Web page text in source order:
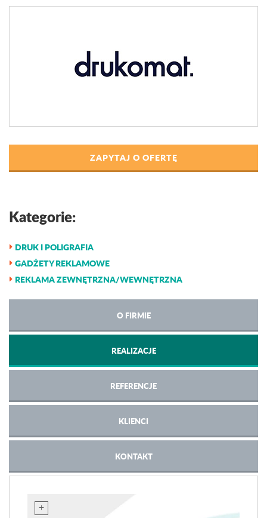
ZAPYTAJ O OFERTĘ
Kategorie:
DRUK I POLIGRAFIA
GADŻETY REKLAMOWE
REKLAMA ZEWNĘTRZNA/WEWNĘTRZNA
O FIRMIE
REALIZACJE
REFERENCJE
KLIENCI
KONTAKT